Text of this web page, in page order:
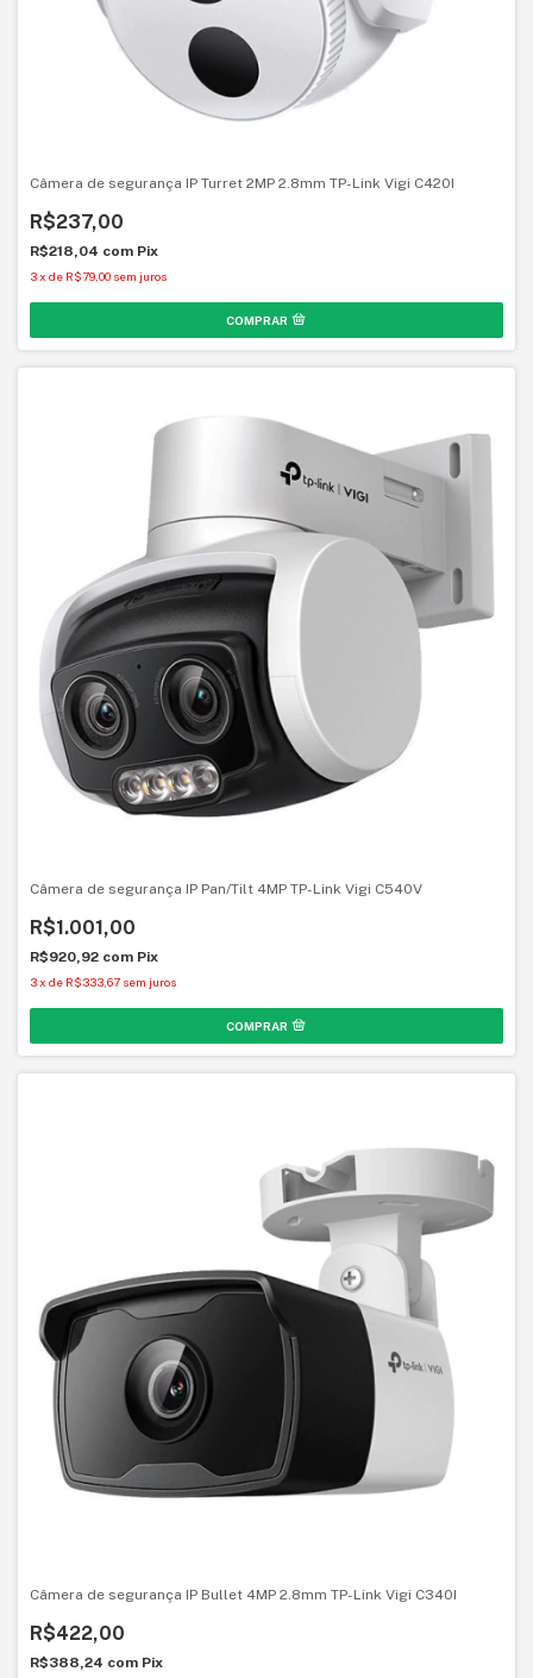
Câmera de segurança IP Turret 2MP 2.8mm TP-Link Vigi C420I
R$237,00
R$218,04 com Pix
3x de R$79,00 sem juros
Câmera de segurança IP Pan/Tilt 4MP TP-Link Vigi C540V
R$1.001,00
R$920,92 com Pix
3x de R$333,67 sem juros
Câmera de segurança IP Bullet 4MP 2.8mm TP-Link Vigi C340I
R$422,00
R$388,24 com Pix